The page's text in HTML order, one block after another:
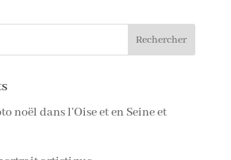
noël dans l’Oise et en Seine et